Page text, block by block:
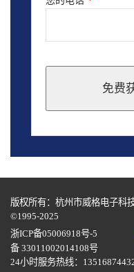
免费
should
blank
版权所有：杭州市威格电子科
©1995-2025
浙ICP备05006918号-5
备 33011002014108号
24小时服务热线：